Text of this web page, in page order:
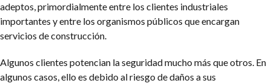
adeptos, primordialmente entre los clientes industriales
importantes y entre los organismos públicos que encargan
servicios de construcción.
Algunos clientes potencian la seguridad mucho más que otros. En
algunos casos, ello es debido al riesgo de daños a sus